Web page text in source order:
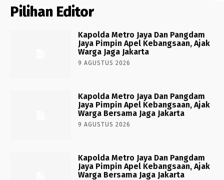
Pilihan Editor
Kapolda Metro Jaya Dan Pangdam
Jaya Pimpin Apel Kebangsaan, Ajak
Warga Jaga Jakarta
9 AGUSTUS 2026
Kapolda Metro Jaya Dan Pangdam
Jaya Pimpin Apel Kebangsaan, Ajak
Warga Bersama Jaga Jakarta
9 AGUSTUS 2026
Kapolda Metro Jaya Dan Pangdam
Jaya Pimpin Apel Kebangsaan, Ajak
Warga Bersama Jaga Jakarta